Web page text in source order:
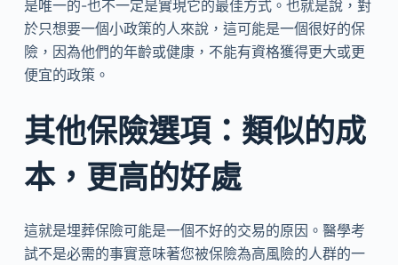
是唯一的-也不一定是實現它的最佳方式。也就是說，對
於只想要一個小政策的人來說，這可能是一個很好的保
險，因為他們的年齡或健康，不能有資格獲得更大或更
便宜的政策。
其他保險選項：類似的成
本，更高的好處
這就是埋葬保險可能是一個不好的交易的原因。醫學考
試不是必需的事實意味著您被保險為高風險的人群的一